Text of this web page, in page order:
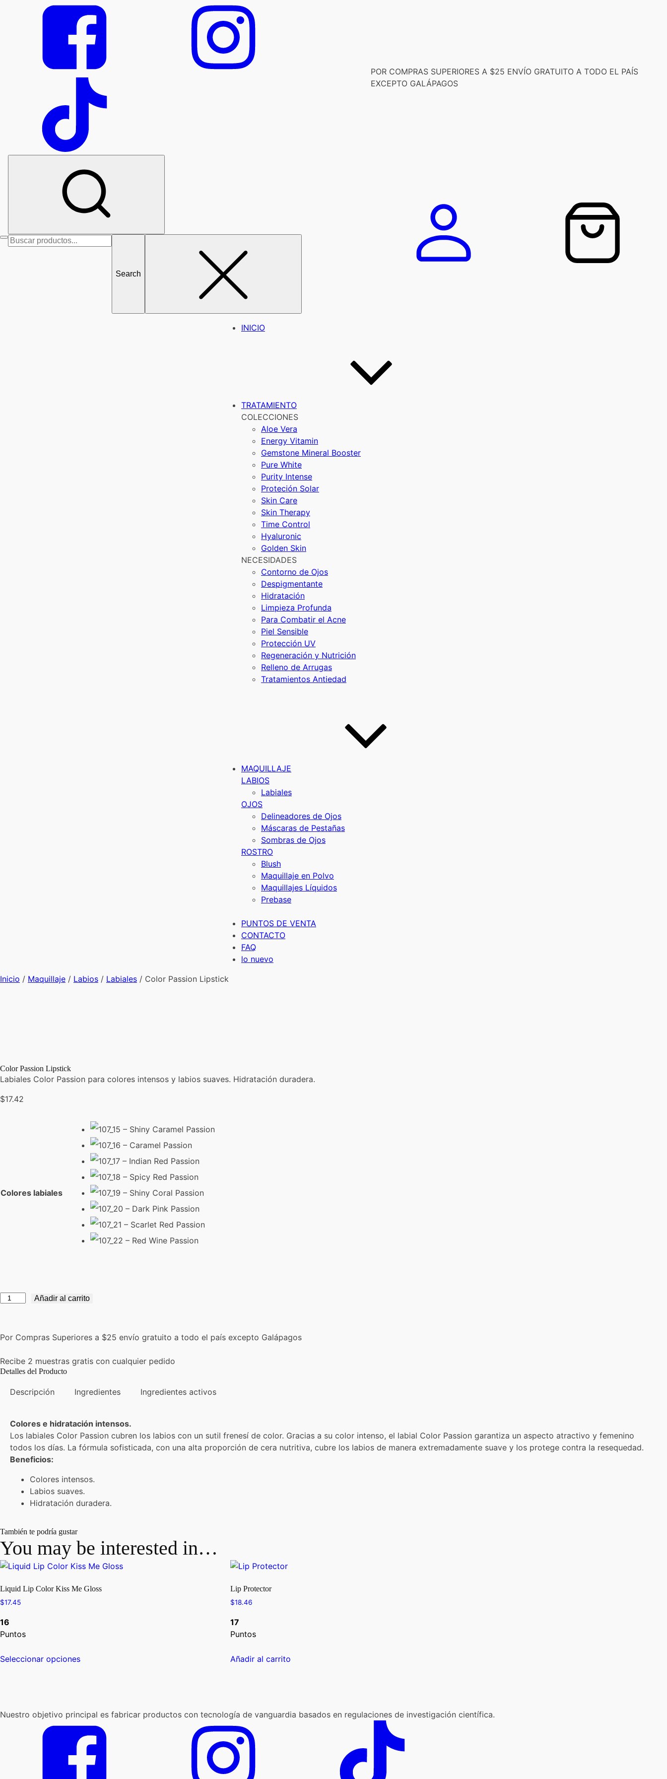
POR COMPRAS SUPERIORES A $25 ENVÍO GRATUITO A TODO EL PAÍS
EXCEPTO GALÁPAGOS
Search
INICIO
TRATAMIENTO
COLECCIONES
Aloe Vera
Energy Vitamin
Gemstone Mineral Booster
Pure White
Purity Intense
Proteción Solar
Skin Care
Skin Therapy
Time Control
Hyaluronic
Golden Skin
NECESIDADES
Contorno de Ojos
Despigmentante
Hidratación
Limpieza Profunda
Para Combatir el Acne
Piel Sensible
Protección UV
Regeneración y Nutrición
Relleno de Arrugas
Tratamientos Antiedad
MAQUILLAJE
LABIOS
Labiales
OJOS
Delineadores de Ojos
Máscaras de Pestañas
Sombras de Ojos
ROSTRO
Blush
Maquillaje en Polvo
Maquillajes Líquidos
Prebase
PUNTOS DE VENTA
CONTACTO
FAQ
lo nuevo
Inicio / Maquillaje / Labios / Labiales / Color Passion Lipstick
Color Passion Lipstick
Labiales Color Passion para colores intensos y labios suaves. Hidratación duradera.
$17.42
Colores labiales
Color
cantidad
Añadir al carrito
Por Compras Superiores a $25 envío gratuito a todo el país excepto Galápagos
Recibe 2 muestras gratis con cualquier pedido
Detalles del Producto
Descripción Ingredientes Ingredientes activos
Colores e hidratación intensos.
Los labiales Color Passion cubren los labios con un sutil frenesí de color. Gracias a su color intenso, el labial Color Passion garantiza un aspecto atractivo y femenino
todos los días. La fórmula sofisticada, con una alta proporción de cera nutritiva, cubre los labios de manera extremadamente suave y los protege contra la resequedad.
Beneficios:
Colores intensos.
Labios suaves.
Hidratación duradera.
También te podría gustar
You may be interested in…
Liquid Lip Color Kiss Me Gloss
$17.45
16
Puntos
Seleccionar opcionesproducto
Las
opciones
se
pueden
elegir
Lip Protector
$18.46
17
Puntos
Añadir al carrito
Nuestro objetivo principal es fabricar productos con tecnología de vanguardia basados en regulaciones de investigación científica.